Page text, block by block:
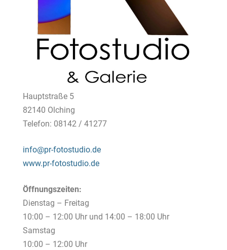
Hauptstraße 5
82140 Olching
Telefon: 08142 / 41277
info@pr-fotostudio.de
www.pr-fotostudio.de
Öffnungszeiten:
Dienstag – Freitag
10:00 – 12:00 Uhr und 14:00 – 18:00 Uhr
Samstag
10:00 – 12:00 Uhr